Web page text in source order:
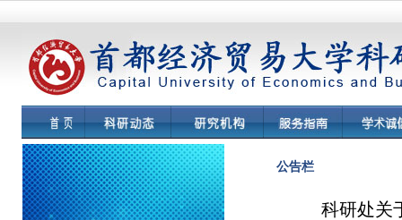
公告栏
科研处关